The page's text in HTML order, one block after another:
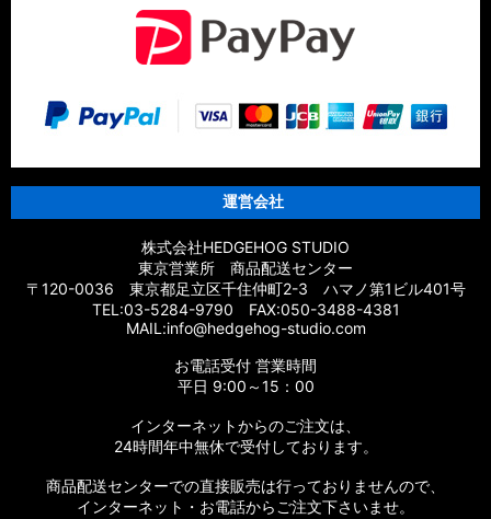
【シマノ】21エクスセンス［EXSENCE］対応 カスタムパーツ
【シマノ】20エクスセンスBB［EXSENCE BB］対応 カスタム
パーツ
【シマノ】18エクスセンスCI4+［EXSENCE CI4+］対応 カス
タムパーツ
【シマノ】17エクスセンス［EXSENCE］対応 カスタムパーツ
【シマノ】16エクスセンスLB［EXSENCE LB］対応 カスタム
【シマノ】14エクスセンスBB［EXSENCE BB］対応 カスタム
【シマノ】13エクスセンスLB［EXSENCE LB］対応 カスタム
運営会社
株式会社HEDGEHOG STUDIO
東京営業所 商品配送センター
〒120-0036 東京都足立区千住仲町2-3 ハマノ第1ビル401号
TEL:03-5284-9790 FAX:050-3488-4381
MAIL:info@hedgehog-studio.com
お電話受付 営業時間
平日 9:00～15：00
インターネットからのご注文は、
24時間年中無休で受付しております。
商品配送センターでの直接販売は行っておりませんので、
インターネット・お電話からご注文下さいませ。